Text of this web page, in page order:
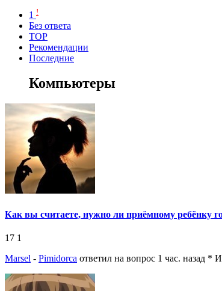
1 !
Без ответа
TOP
Рекомендации
Последние
Компьютеры
Как вы считаете, нужно ли приёмному ребёнку
17 1
Marsel - Pimidorca ответил на вопрос 1 час. назад *